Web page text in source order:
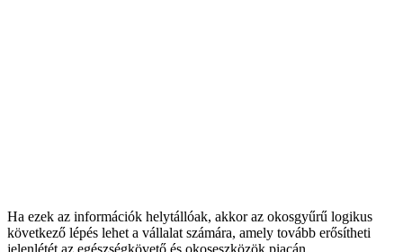
Ha ezek az információk helytállóak, akkor az okosgyűrű logikus
következő lépés lehet a vállalat számára, amely tovább erősítheti